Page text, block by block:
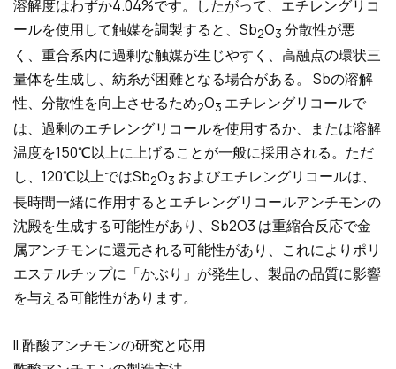
溶解度はわずか4.04%です。したがって、エチレングリコ
ールを使用して触媒を調製すると、Sb2O3 分散性が悪
く、重合系内に過剰な触媒が生じやすく、高融点の環状三
量体を生成し、紡糸が困難となる場合がある。 Sbの溶解
性、分散性を向上させるため2O3 エチレングリコールで
は、過剰のエチレングリコールを使用するか、または溶解
温度を150℃以上に上げることが一般に採用される。ただ
し、120℃以上ではSb2O3 およびエチレングリコールは、
長時間一緒に作用するとエチレングリコールアンチモンの
沈殿を生成する可能性があり、Sb2O3 は重縮合反応で金
属アンチモンに還元される可能性があり、これによりポリ
エステルチップに「かぶり」が発生し、製品の品質に影響
を与える可能性があります。
II.酢酸アンチモンの研究と応用